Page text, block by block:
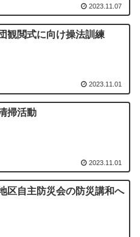
2023.11.07
観閲式に向け操法訓練
2023.11.01
掃活動
2023.11.01
区自主防災会の防災講和へ